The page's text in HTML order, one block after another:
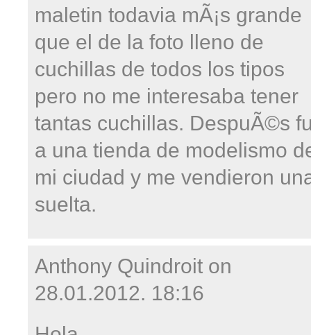
maletin todavia mÃ¡s grande
que el de la foto lleno de
cuchillas de todos los tipos
pero no me interesaba tener
tantas cuchillas. DespuÃ©s
a una tienda de modelismo
mi ciudad y me vendieron
suelta.
Anthony Quindroit on
28.01.2012. 18:16